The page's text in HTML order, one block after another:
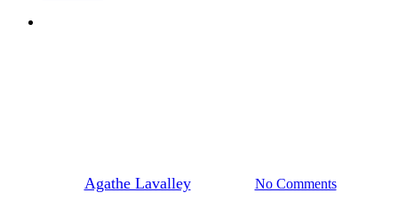
Agathe Lavalley27/12/2025 No Comments